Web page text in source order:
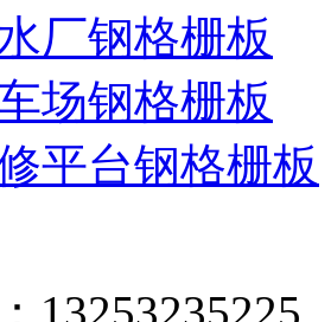
厂钢格栅板
场钢格栅板
平台钢格栅板
13253235225